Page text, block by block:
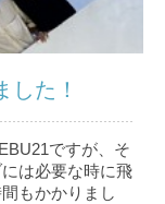
た！
ですが、そ
は必要な時に飛
もかかりまし